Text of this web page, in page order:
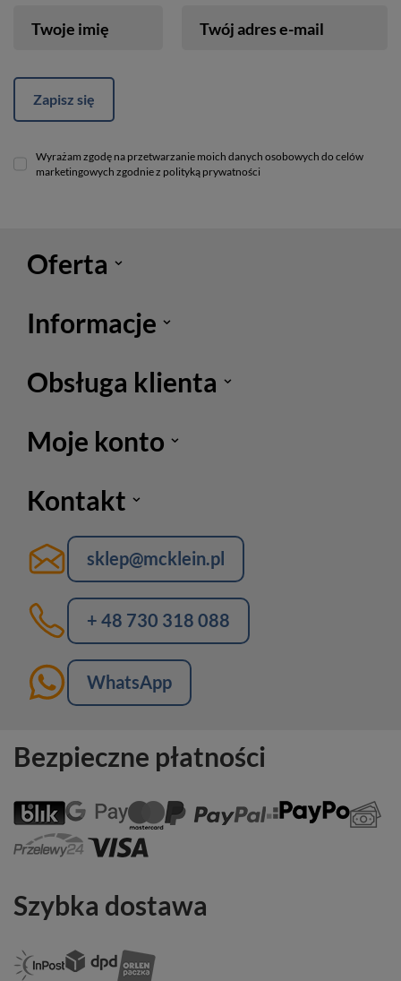
Twoje imię Twój adres e-mail
Zapisz się
Wyrażam zgodę na przetwarzanie moich danych osobowych do celów
marketingowych zgodnie z polityką prywatności
Oferta
Informacje
Obsługa klienta
Moje konto
Kontakt
sklep@mcklein.pl
+ 48 730 318 088
WhatsApp
Bezpieczne płatności
Szybka dostawa